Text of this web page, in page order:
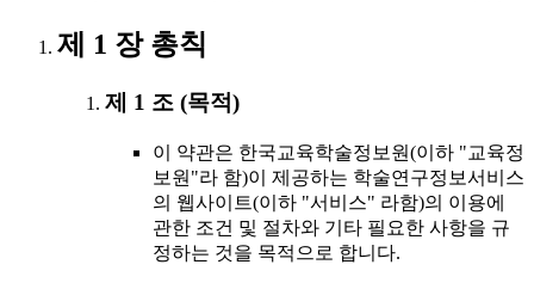
제 1 장 총칙
제 1 조 (목적)
이 약관은 한국교육학술정보원(이하 "교육정
보원"라 함)이 제공하는 학술연구정보서비스
의 웹사이트(이하 "서비스" 라함)의 이용에
관한 조건 및 절차와 기타 필요한 사항을 규
정하는 것을 목적으로 합니다.